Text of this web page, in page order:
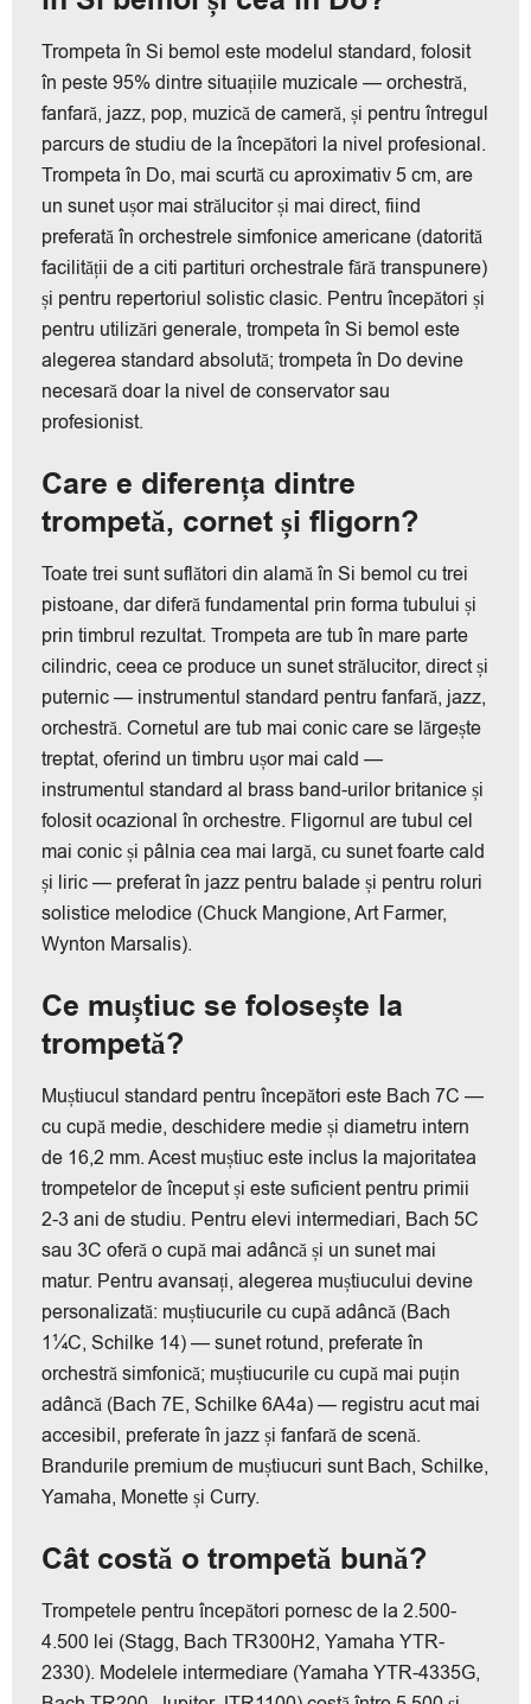
Trompeta în Si bemol este modelul standard, folosit
în peste 95% dintre situațiile muzicale — orchestră,
fanfară, jazz, pop, muzică de cameră, și pentru întregul
parcurs de studiu de la începători la nivel profesional.
Trompeta în Do, mai scurtă cu aproximativ 5 cm, are
un sunet ușor mai strălucitor și mai direct, fiind
preferată în orchestrele simfonice americane (datorită
facilității de a citi partituri orchestrale fără transpunere)
și pentru repertoriul solistic clasic. Pentru începători și
pentru utilizări generale, trompeta în Si bemol este
alegerea standard absolută; trompeta în Do devine
necesară doar la nivel de conservator sau
profesionist.
Care e diferența dintre
trompetă, cornet și fligorn?
Toate trei sunt suflători din alamă în Si bemol cu trei
pistoane, dar diferă fundamental prin forma tubului și
prin timbrul rezultat. Trompeta are tub în mare parte
cilindric, ceea ce produce un sunet strălucitor, direct și
puternic — instrumentul standard pentru fanfară, jazz,
orchestră. Cornetul are tub mai conic care se lărgește
treptat, oferind un timbru ușor mai cald —
instrumentul standard al brass band-urilor britanice și
folosit ocazional în orchestre. Fligornul are tubul cel
mai conic și pâlnia cea mai largă, cu sunet foarte cald
și liric — preferat în jazz pentru balade și pentru roluri
solistice melodice (Chuck Mangione, Art Farmer,
Wynton Marsalis).
Ce muștiuc se folosește la
trompetă?
Muștiucul standard pentru începători este Bach 7C —
cu cupă medie, deschidere medie și diametru intern
de 16,2 mm. Acest muștiuc este inclus la majoritatea
trompetelor de început și este suficient pentru primii
2-3 ani de studiu. Pentru elevi intermediari, Bach 5C
sau 3C oferă o cupă mai adâncă și un sunet mai
matur. Pentru avansați, alegerea muștiucului devine
personalizată: muștiucurile cu cupă adâncă (Bach
1¼C, Schilke 14) — sunet rotund, preferate în
orchestră simfonică; muștiucurile cu cupă mai puțin
adâncă (Bach 7E, Schilke 6A4a) — registru acut mai
accesibil, preferate în jazz și fanfară de scenă.
Brandurile premium de muștiucuri sunt Bach, Schilke,
Yamaha, Monette și Curry.
Cât costă o trompetă bună?
Trompetele pentru începători pornesc de la 2.500-
4.500 lei (Stagg, Bach TR300H2, Yamaha YTR-
2330). Modelele intermediare (Yamaha YTR-4335G,